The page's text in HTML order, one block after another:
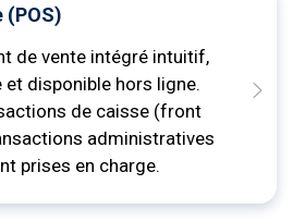
(POS)
de vente intégré intuitif,
et disponible hors ligne.
de caisse (front
administratives
prises en charge.